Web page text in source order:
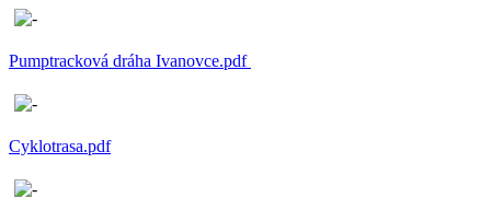
Pumptracková dráha Ivanovce.pdf
Cyklotrasa.pdf